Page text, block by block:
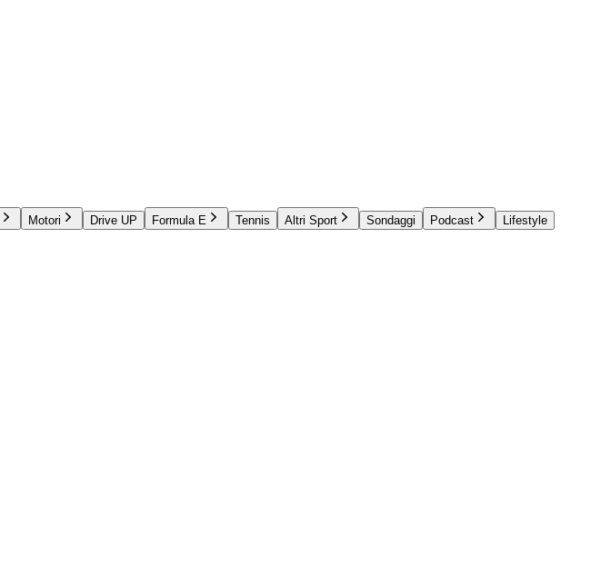
Motori Drive UP Formula E Tennis Altri Sport Sondaggi Podcast
Lifestyle